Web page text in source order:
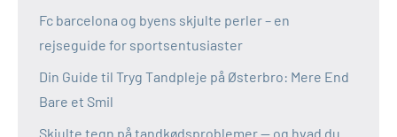
Fc barcelona og byens skjulte perler – en
rejseguide for sportsentusiaster
Din Guide til Tryg Tandpleje på Østerbro: Mere End
Bare et Smil
Skjulte tegn på tandkødsproblemer — og hvad du